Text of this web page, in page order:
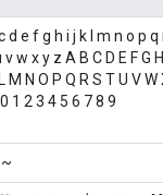
d e f g h i j k l m n o p q
w x y z A B C D E F G H I
M N O P Q R S T U V W
1 2 3 4 5 6 7 8 9
~